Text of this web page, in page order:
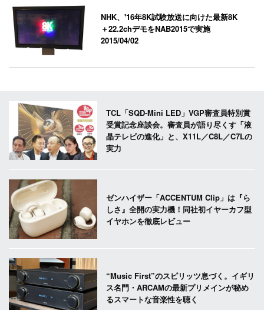
NHK、'16年8K試験放送に向けた最新8K
＋22.2chデモをNAB2015で実施
2015/04/02
TCL「SQD-Mini LED」VGP審査員特別賞
受賞記念座談会。審査員が語り尽くす「液
晶テレビの進化」と、X11L／C8L／C7Lの
実力
ゼンハイザー「ACCENTUM Clip」は『ら
しさ』全開の実力機！同社初イヤーカフ型
イヤホンを徹底レビュー
“Music First”のスピリッツ息づく。イギリ
ス名門・ARCAMの最新プリメインが秘め
るスマートな音楽性を聴く